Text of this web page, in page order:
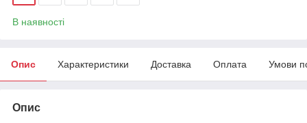
В наявності
Опис Характеристики Доставка Оплата Умови
Опис